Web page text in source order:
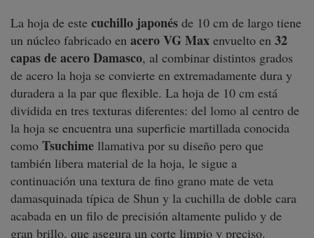
La hoja de este cuchillo japonés de 10 cm de largo tiene
un núcleo fabricado en acero VG Max envuelto en 32
capas de acero Damasco, al combinar distintos grados
de acero la hoja se convierte en extremadamente dura y
duradera a la par que flexible. La hoja de 10 cm está
dividida en tres texturas diferentes: del lomo al centro de
la hoja se encuentra una superficie martillada conocida
como Tsuchime llamativa por su diseño pero que
también libera material de la hoja, le sigue a
continuación una textura de fino grano mate de veta
damasquinada típica de Shun y la cuchilla de doble cara
acabada en un filo de precisión altamente pulido y de
gran brillo, que asegura un corte limpio y preciso.